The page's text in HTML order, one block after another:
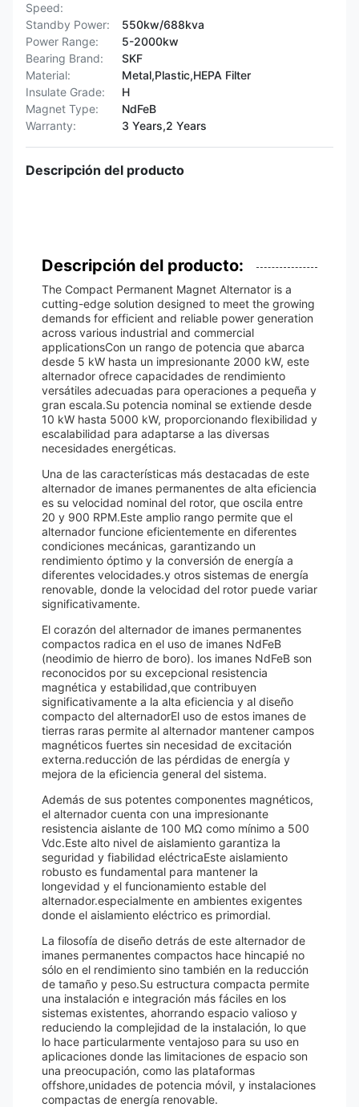
Speed:
Standby Power:
550kw/688kva
Power Range:
5-2000kw
Bearing Brand:
SKF
Material:
Metal,Plastic,HEPA Filter
Insulate Grade:
H
Magnet Type:
NdFeB
Warranty:
3 Years,2 Years
Descripción del producto
Descripción del producto:
The Compact Permanent Magnet Alternator is a
cutting-edge solution designed to meet the growing
demands for efficient and reliable power generation
across various industrial and commercial
applicationsCon un rango de potencia que abarca
desde 5 kW hasta un impresionante 2000 kW, este
alternador ofrece capacidades de rendimiento
versátiles adecuadas para operaciones a pequeña y
gran escala.Su potencia nominal se extiende desde
10 kW hasta 5000 kW, proporcionando flexibilidad y
escalabilidad para adaptarse a las diversas
necesidades energéticas.
Una de las características más destacadas de este
alternador de imanes permanentes de alta eficiencia
es su velocidad nominal del rotor, que oscila entre
20 y 900 RPM.Este amplio rango permite que el
alternador funcione eficientemente en diferentes
condiciones mecánicas, garantizando un
rendimiento óptimo y la conversión de energía a
diferentes velocidades.y otros sistemas de energía
renovable, donde la velocidad del rotor puede variar
significativamente.
El corazón del alternador de imanes permanentes
compactos radica en el uso de imanes NdFeB
(neodimio de hierro de boro). los imanes NdFeB son
reconocidos por su excepcional resistencia
magnética y estabilidad,que contribuyen
significativamente a la alta eficiencia y al diseño
compacto del alternadorEl uso de estos imanes de
tierras raras permite al alternador mantener campos
magnéticos fuertes sin necesidad de excitación
externa.reducción de las pérdidas de energía y
mejora de la eficiencia general del sistema.
Además de sus potentes componentes magnéticos,
el alternador cuenta con una impresionante
resistencia aislante de 100 MΩ como mínimo a 500
Vdc.Este alto nivel de aislamiento garantiza la
seguridad y fiabilidad eléctricaEste aislamiento
robusto es fundamental para mantener la
longevidad y el funcionamiento estable del
alternador.especialmente en ambientes exigentes
donde el aislamiento eléctrico es primordial.
La filosofía de diseño detrás de este alternador de
imanes permanentes compactos hace hincapié no
sólo en el rendimiento sino también en la reducción
de tamaño y peso.Su estructura compacta permite
una instalación e integración más fáciles en los
sistemas existentes, ahorrando espacio valioso y
reduciendo la complejidad de la instalación, lo que
lo hace particularmente ventajoso para su uso en
aplicaciones donde las limitaciones de espacio son
una preocupación, como las plataformas
offshore,unidades de potencia móvil, y instalaciones
compactas de energía renovable.